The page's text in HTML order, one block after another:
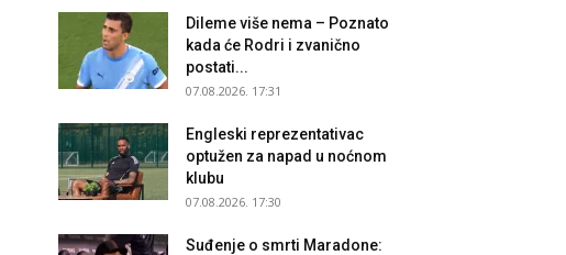
Dileme više nema – Poznato
kada će Rodri i zvanično
postati...
07.08.2026. 17:31
Engleski reprezentativac
optužen za napad u noćnom
klubu
07.08.2026. 17:30
Suđenje o smrti Maradone: